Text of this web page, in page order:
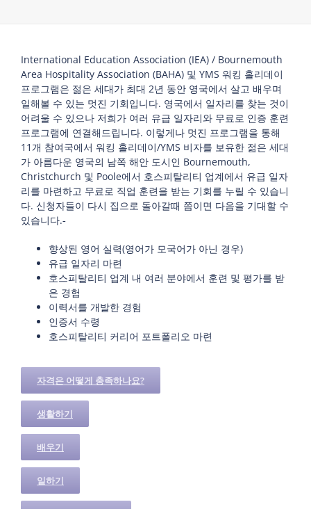
International Education Association (IEA) / Bournemouth
Area Hospitality Association (BAHA) 및 YMS 워킹 홀리데이
프로그램은 젊은 세대가 최대 2년 동안 영국에서 살고 배우며
일해볼 수 있는 멋진 기회입니다. 영국에서 일자리를 찾는 것이
어려울 수 있으나 저희가 여러 유급 일자리와 무료로 인증 훈련
프로그램에 연결해드립니다. 이렇게나 멋진 프로그램을 통해
11개 참여국에서 워킹 홀리데이/YMS 비자를 보유한 젊은 세대
가 아름다운 영국의 남쪽 해안 도시인 Bournemouth,
Christchurch 및 Poole에서 호스피탈리티 업계에서 유급 일자
리를 마련하고 무료로 직업 훈련을 받는 기회를 누릴 수 있습니
다. 신청자들이 다시 집으로 돌아갈때 쯤이면 다음을 기대할 수
있습니다.‐
향상된 영어 실력(영어가 모국어가 아닌 경우)
유급 일자리 마련
호스피탈리티 업계 내 여러 분야에서 훈련 및 평가를 받
은 경험
이력서를 개발한 경험
인증서 수령
호스피탈리티 커리어 포트폴리오 마련
자격은 어떻게 충족하나요?
생활하기
배우기
일하기